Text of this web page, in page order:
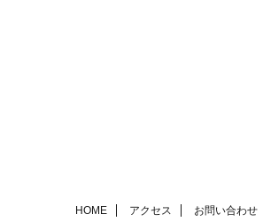
HOME アクセス お問い合わせ